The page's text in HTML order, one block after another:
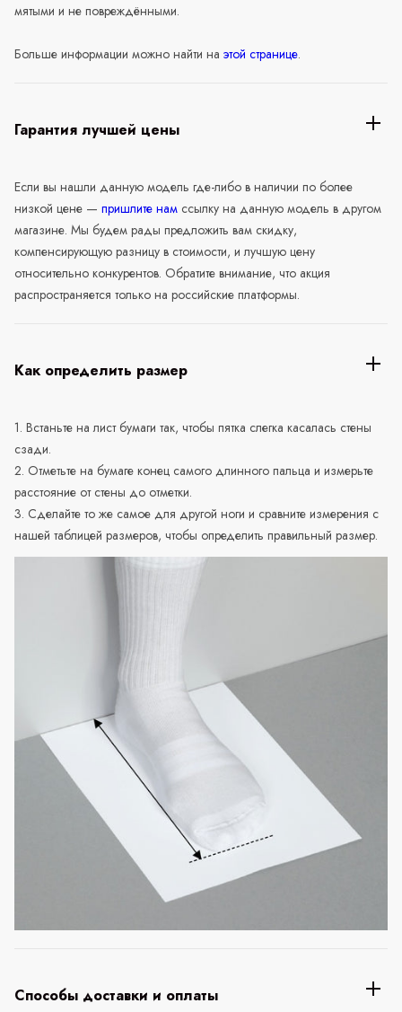
мятыми и не повреждёнными.
Больше информации можно найти на этой странице.
Гарантия лучшей цены
Если вы нашли данную модель где-либо в наличии по более
низкой цене — пришлите нам ссылку на данную модель в другом
магазине. Мы будем рады предложить вам скидку,
компенсирующую разницу в стоимости, и лучшую цену
относительно конкурентов. Обратите внимание, что акция
распространяется только на российские платформы.
Как определить размер
1. Встаньте на лист бумаги так, чтобы пятка слегка касалась стены
сзади.
2. Отметьте на бумаге конец самого длинного пальца и измерьте
расстояние от стены до отметки.
3. Сделайте то же самое для другой ноги и сравните измерения с
нашей таблицей размеров, чтобы определить правильный размер.
Способы доставки и оплаты